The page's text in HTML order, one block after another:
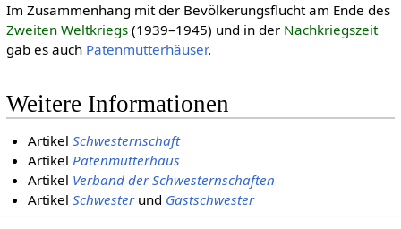
Im Zusammenhang mit der Bevölkerungsflucht am Ende des
Zweiten Welt­kriegs(1939–1945) und in der Nach­kriegs­zeit
gab es auch Patenmutterhäuser.
Weitere Informationen
ArtikelSchwesternschaft
ArtikelPatenmutterhaus
Artikel Verband der Schwesternschaften
ArtikelSchwesterund Gastschwester